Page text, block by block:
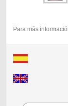
Para más